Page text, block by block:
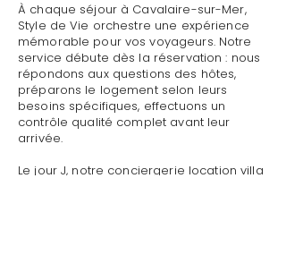
À chaque séjour à Cavalaire-sur-Mer,
Style de Vie orchestre une expérience
mémorable pour vos voyageurs. Notre
service débute dès la réservation : nous
répondons aux questions des hôtes,
préparons le logement selon leurs
besoins spécifiques, effectuons un
contrôle qualité complet avant leur
arrivée.
Le jour J, notre conciergerie location villa